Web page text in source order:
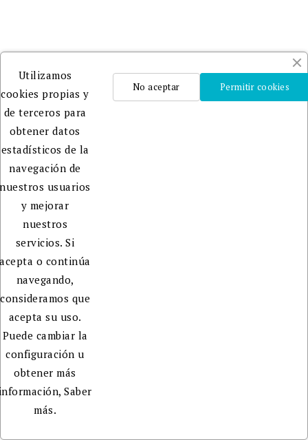
Utilizamos
cookies propias y
de terceros para
obtener datos
estadísticos de la
navegación de
nuestros usuarios
y mejorar
nuestros
servicios. Si
acepta o continúa
navegando,
consideramos que
acepta su uso.
Puede cambiar la
configuración u
obtener más
Saber
más.
Permitir cookies
No aceptar